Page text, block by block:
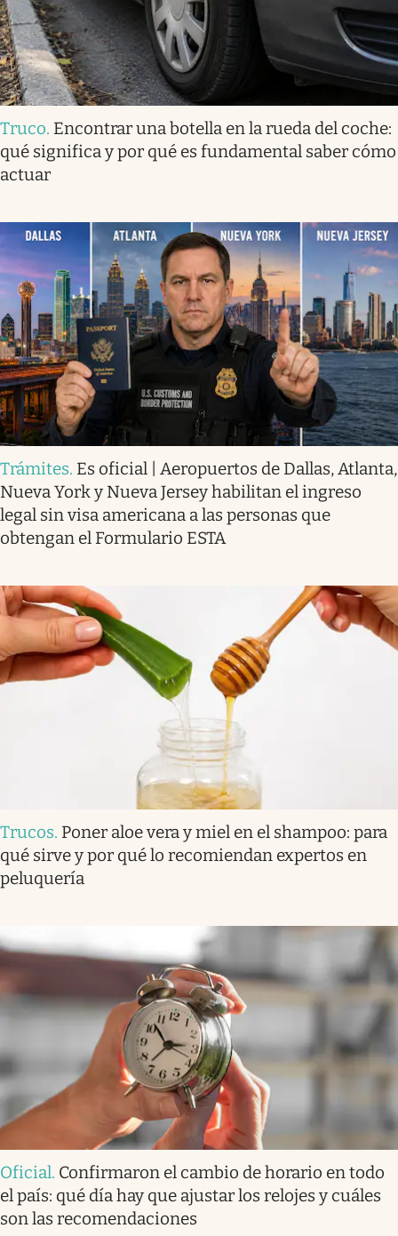
Truco. Encontrar una botella en la rueda del coche:
qué significa y por qué es fundamental saber cómo
actuar
Trámites. Es oficial | Aeropuertos de Dallas, Atlanta,
Nueva York y Nueva Jersey habilitan el ingreso
legal sin visa americana a las personas que
obtengan el Formulario ESTA
Trucos. Poner aloe vera y miel en el shampoo: para
qué sirve y por qué lo recomiendan expertos en
peluquería
Oficial. Confirmaron el cambio de horario en todo
el país: qué día hay que ajustar los relojes y cuáles
son las recomendaciones